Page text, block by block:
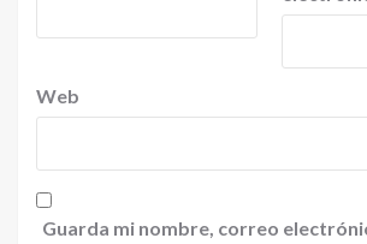
Web
Guarda mi nombre, correo